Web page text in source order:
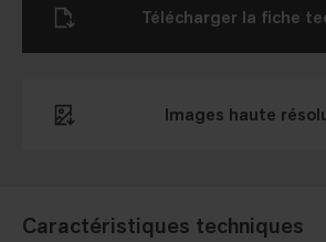
Caractéristiques techniques
Images haute
Télécharger la fiche